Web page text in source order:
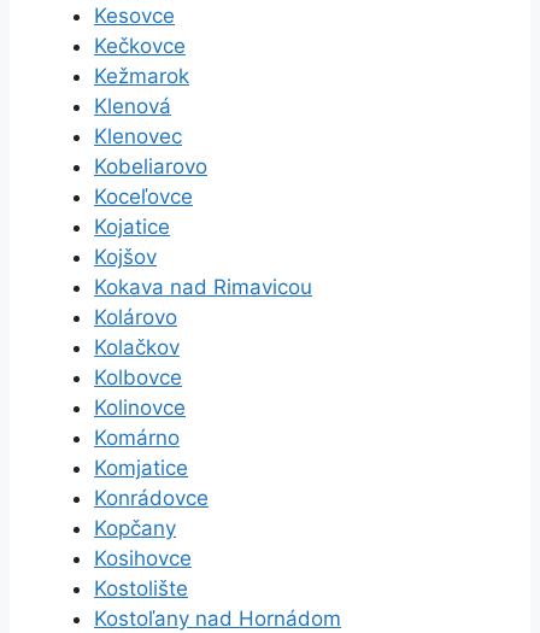
Kesovce
Kečkovce
Kežmarok
Klenová
Klenovec
Kobeliarovo
Koceľovce
Kojatice
Kojšov
Kokava nad Rimavicou
Kolárovo
Kolačkov
Kolbovce
Kolinovce
Komárno
Komjatice
Konrádovce
Kopčany
Kosihovce
Kostolište
Kostoľany nad Hornádom